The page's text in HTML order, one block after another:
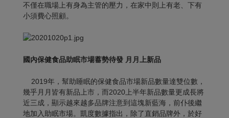
不僅在職場上有身為主管的壓力，在家中則上有老、下有
小須費心照顧。
國內保健食品助眠市場蓄勢待發 月月上新品
2019年，幫助睡眠的保健食品市場新品數量達雙位數，
幾乎月月皆有新品上市，而2020上半年新品數量更成長將
近三成，顯示越來越多品牌注意到這塊新藍海，前仆後繼
地加入助眠市場。凱度數據指出，除了直銷品牌外，於好